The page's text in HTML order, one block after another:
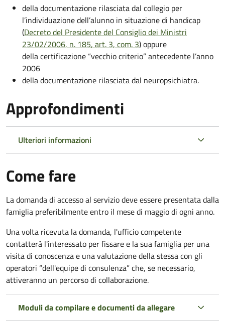
della documentazione rilasciata dal collegio per
l’individuazione dell’alunno in situazione di handicap
(Decreto del Presidente del Consiglio dei Ministri
23/02/2006, n. 185, art. 3, com. 3) oppure
della certificazione “vecchio criterio” antecedente l’anno
2006
della documentazione rilasciata dal neuropsichiatra.
Approfondimenti
Ulteriori informazioni
Come fare
La domanda di accesso al servizio deve essere presentata dalla
famiglia preferibilmente entro il mese di maggio di ogni anno.
Una volta ricevuta la domanda, l'ufficio competente
contatterà l'interessato per fissare e la sua famiglia per una
visita di conoscenza e una valutazione della stessacon gli
operatori “dell'equipe di consulenza” che, se necessario,
attiveranno un percorso di collaborazione.
Moduli da compilare e documenti da allegare